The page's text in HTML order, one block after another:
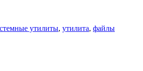
утилиты, утилита, файлы